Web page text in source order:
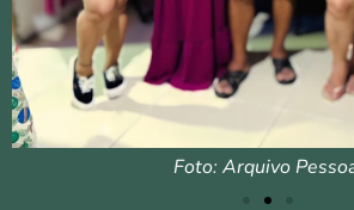
Foto: Arquivo